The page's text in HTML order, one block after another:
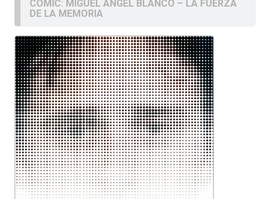
COMIC: MIGUEL ÁNGEL BLANCO – LA FUERZA
DE LA MEMORIA